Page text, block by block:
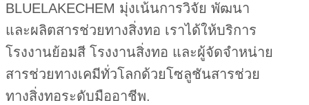
BLUELAKECHEM มุ่งเน้นการวิจัย พัฒนา
และผลิตสารช่วยทางสิ่งทอ เราได้ให้บริการ
โรงงานย้อมสี โรงงานสิ่งทอ และผู้จัดจำหน่าย
สารช่วยทางเคมีทั่วโลกด้วยโซลูชันสารช่วย
ทางสิ่งทอระดับมืออาชีพ.